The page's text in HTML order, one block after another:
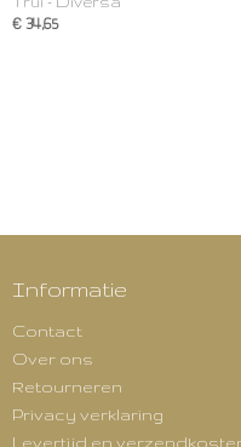
€ 34,65
Informatie
Contact
Over ons
Retourneren
Privacy verklaring
Levertijd en